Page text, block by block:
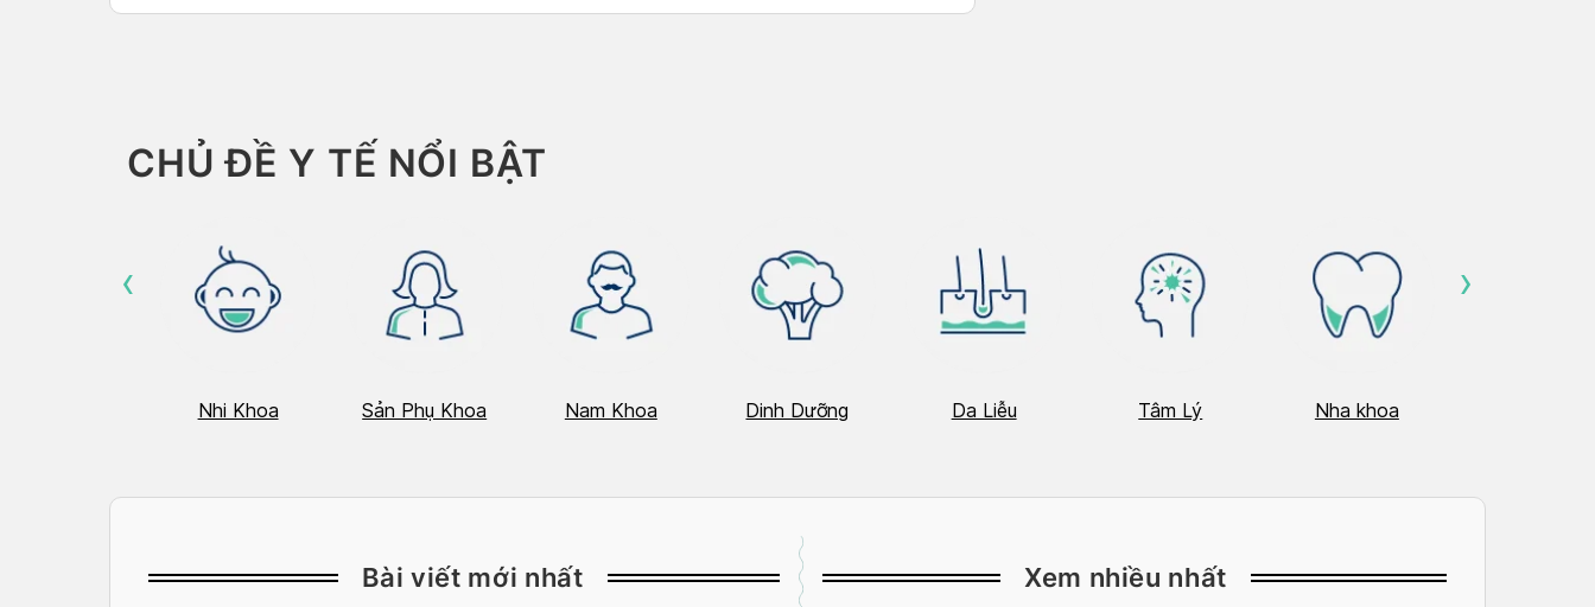
consequences that have a drastically negative effect on
CHỦ ĐỀ Y TẾ NỔI BẬT
Nhi Khoa Sản Phụ Khoa Nam Khoa Dinh Dưỡng Da Liễu Tâm Lý Nha khoa
‹ ›
Bài viết mới nhất Xem nhiều nhất